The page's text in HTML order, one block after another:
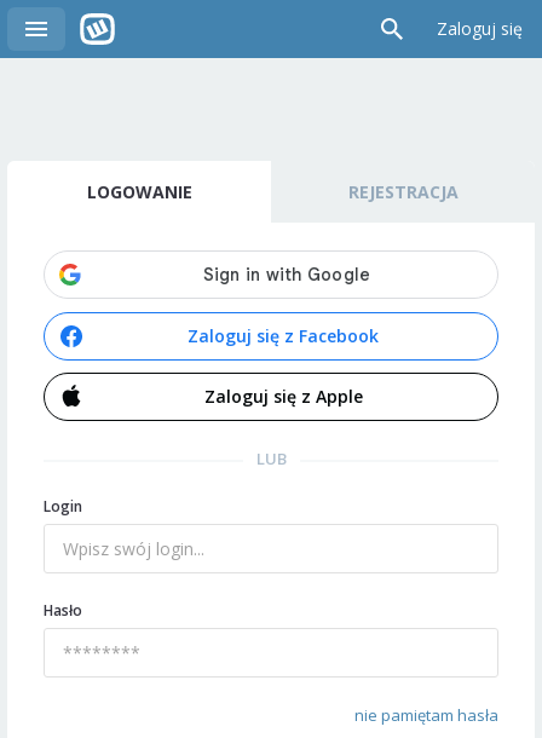
Zaloguj się
LOGOWANIE REJESTRACJA
Zaloguj się z Facebook
Zaloguj się z Apple
LUB
Login
Hasło
nie pamiętam hasła